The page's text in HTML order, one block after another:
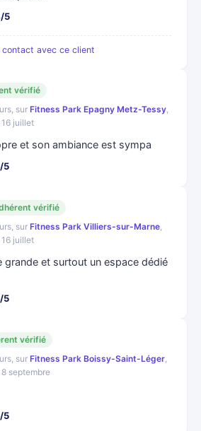
5
contact avec ce client
vérifié
sur Fitness Park Epagny Metz-Tessy,
juillet
et son ambiance est sympa
5
vérifié
sur Fitness Park Villiers-sur-Marne,
juillet
grande et surtout un espace dédié
5
vérifié
sur Fitness Park Boissy-Saint-Léger,
septembre
5